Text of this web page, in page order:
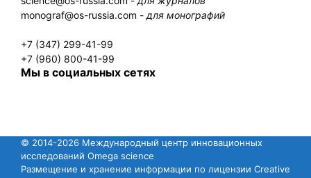
monograf@os-russia.com - для монографий
+7 (347) 299-41-99
+7 (960) 800-41-99
Мы в социальных сетях
© 2014-2026 Международный центр инновационных
исследований Omega science
Размещение и хранение информации по лицензии Creative